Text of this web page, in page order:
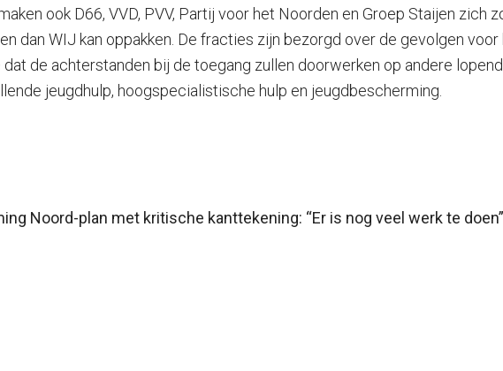
ook D66, VVD, PVV, Partij voor het Noorden en Groep Staijen
dan WIJ kan oppakken. De fracties zijn bezorgd over de gevolgen
de achterstanden bij de toegang zullen doorwerken op andere
jeugdhulp, hoogspecialistische hulp en jeugdbescherming.
Noord-plan met kritische kanttekening: “Er is nog veel werk te doen”